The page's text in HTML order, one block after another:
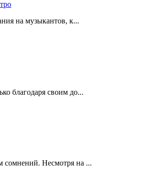
на музыкантов, к...
благодаря своим до...
сомнений. Несмотря на ...